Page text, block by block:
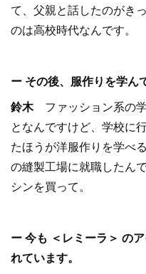
て、父親と話したのがき
のは高校時代なんです。
ー その後、服作りを学ん
鈴木 ファッション系の
となんですけど、学校に
たほうが洋服作りを学べ
の縫製工場に就職したん
シンを買って。
ー 今も ＜レミーラ＞ の
れています。